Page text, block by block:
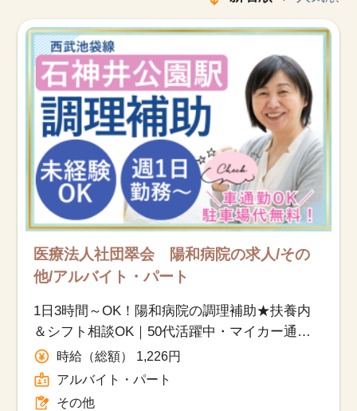
よくあるご質問
お知らせ
医療事務求人ドットコムとは
サイトの使い方
就職サポート
人材をお探しの医療機関・企業様
運営会社
医療法人社団翠会 陽和病院の求人/その
他/アルバイト・パート
1日3時間～OK！陽和病院の調理補助★扶養内
＆シフト相談OK｜50代活躍中・マイカー通勤
OK 時給（総額） 1,226円
アルバイト・パート
その他